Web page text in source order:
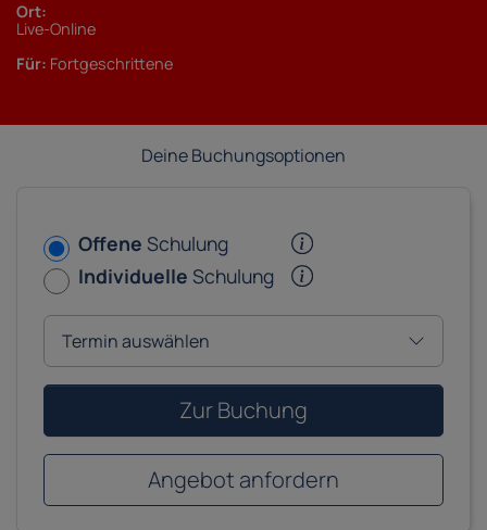
Ort:
Live-Online
Für: Fortgeschrittene
Deine Buchungsoptionen
Offene Schulung
Individuelle Schulung
Zur Buchung
Angebot anfordern